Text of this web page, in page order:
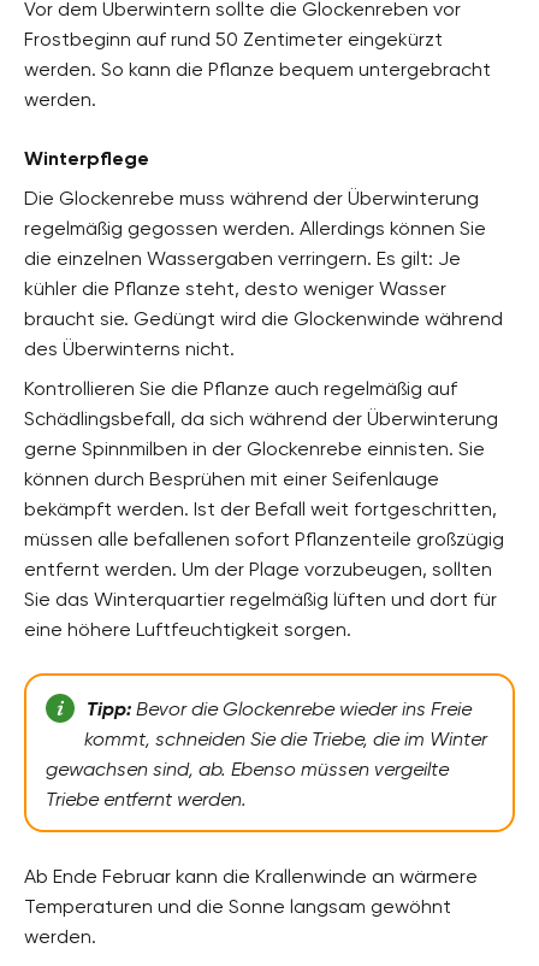
Vor dem Überwintern sollte die Glockenreben vor
Frostbeginn auf rund 50 Zentimeter eingekürzt
werden. So kann die Pflanze bequem untergebracht
werden.
Winterpflege
Die Glockenrebe muss während der Überwinterung
regelmäßig gegossen werden. Allerdings können Sie
die einzelnen Wassergaben verringern. Es gilt: Je
kühler die Pflanze steht, desto weniger Wasser
braucht sie. Gedüngt wird die Glockenwinde während
des Überwinterns nicht.
Kontrollieren Sie die Pflanze auch regelmäßig auf
Schädlingsbefall, da sich während der Überwinterung
gerne Spinnmilben in der Glockenrebe einnisten. Sie
können durch Besprühen mit einer Seifenlauge
bekämpft werden. Ist der Befall weit fortgeschritten,
müssen alle befallenen sofort Pflanzenteile großzügig
entfernt werden. Um der Plage vorzubeugen, sollten
Sie das Winterquartier regelmäßig lüften und dort für
eine höhere Luftfeuchtigkeit sorgen.
Tipp:Bevor die Glockenrebe wieder ins Freie
kommt, schneiden Sie die Triebe, die im Winter
gewachsen sind, ab. Ebenso müssen vergeilte
Triebe entfernt werden.
Ab Ende Februar kann die Krallenwinde an wärmere
Temperaturen und die Sonne langsam gewöhnt
werden.